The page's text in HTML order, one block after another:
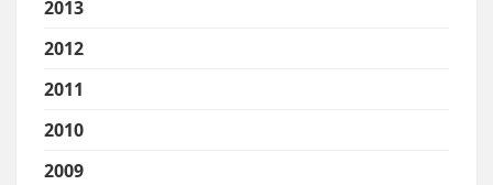
2013
2012
2011
2010
2009